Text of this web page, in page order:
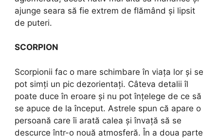
ajunge seara să fie extrem de flămând și lipsit
de puteri.
SCORPION
Scorpionii fac o mare schimbare în viața lor și se
pot simți un pic dezorientați. Câteva detalii îl
poate duce în eroare și nu pot înțelege de ce să
se apuce de la început. Astrele spun că apare o
persoană care îi arată calea și învață să se
descurce într-o nouă atmosferă. În a doua parte